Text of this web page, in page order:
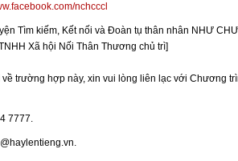
nchcccl
Tìm kiếm, Kết nối và Đoàn tụ thân nhân NHƯ
Xã hội Nối Thân Thương chủ trì]
về trường hợp này, xin vui lòng liên lạc với Chương
7777.
.